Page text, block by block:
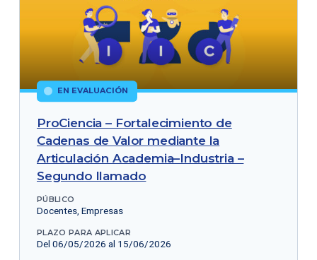
EN EVALUACIÓN
ProCiencia – Fortalecimiento de
Cadenas de Valor mediante la
Articulación Academia–Industria –
Segundo llamado
PÚBLICO
Docentes, Empresas
PLAZO PARA APLICAR
Del 06/05/2026 al 15/06/2026